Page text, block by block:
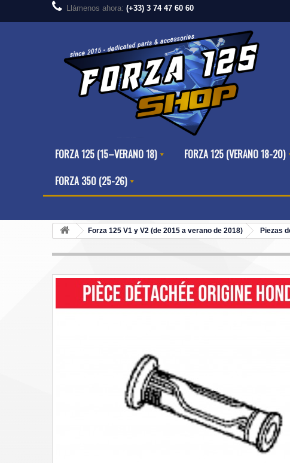
Llámenos ahora: (+33) 3 74 47 60 60
FORZA 125 (15–VERANO 18) FORZA 125 (VERANO 18-20)
FORZA 350 (25-26)
Forza 125 V1 y V2 (de 2015 a verano de 2018) Piezas